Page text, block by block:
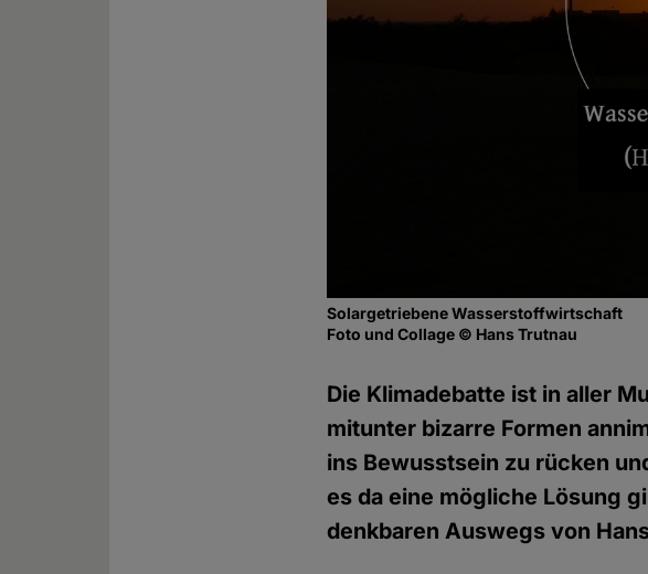
Solargetriebene Wasserstoffwirtschaft
Foto und Collage © Hans Trutnau
Die Klimadebatte ist in aller
mitunter bizarre Formen
ins Bewusstsein zu rücken
es da eine mögliche Lösung
denkbaren Auswegs von